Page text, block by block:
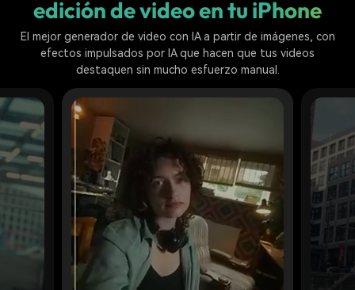
edición de video en tu iPhone
El mejor generador de video con IA a partir de imágenes, con
efectos impulsados por IA que hacen que tus videos
destaquen sin mucho esfuerzo manual.